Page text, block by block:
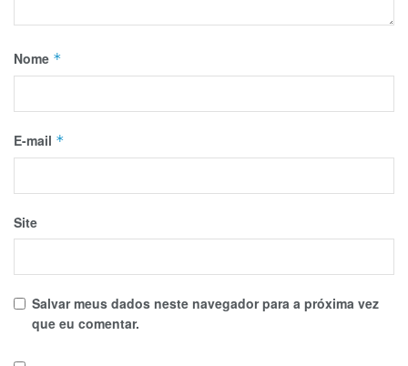
Nome *
E-mail *
Site
Salvar meus dados neste navegador para a próxima vez
que eu comentar.